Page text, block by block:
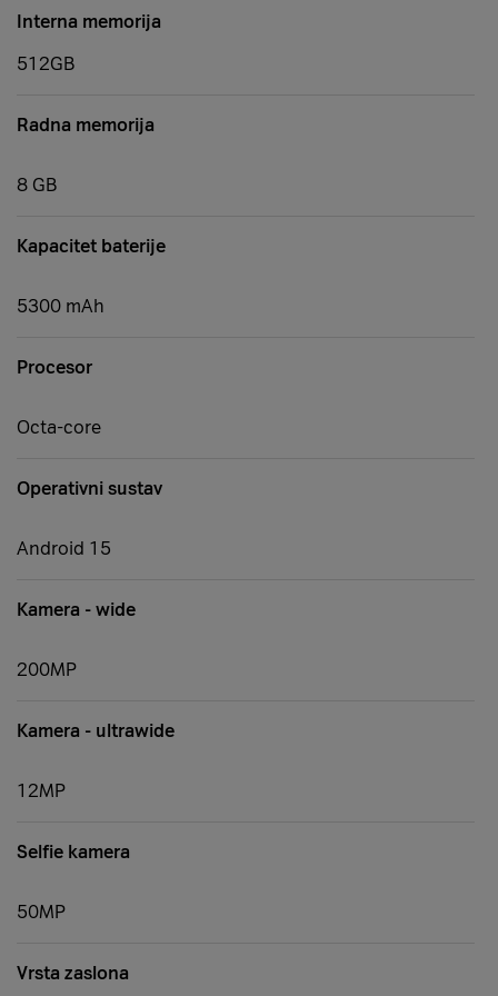
Interna memorija
512GB
Radna memorija
8 GB
Kapacitet baterije
5300 mAh
Procesor
Octa-core
Operativni sustav
Android 15
Kamera - wide
200MP
Kamera - ultrawide
12MP
Selfie kamera
50MP
Vrsta zaslona